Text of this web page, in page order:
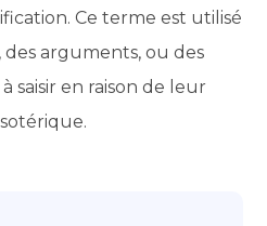
Ce terme est utilisé
arguments, ou des
saisir en raison de leur